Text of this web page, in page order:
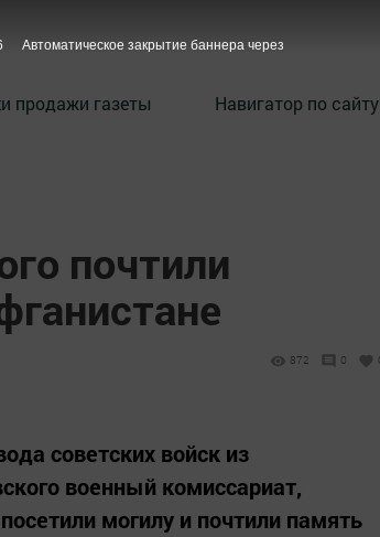
продажи газеты Навигатор по сайту
почтили
872 0
советских войск из
военный комиссариат,
могилу и почтили память
Автоматическое закрытие баннера через